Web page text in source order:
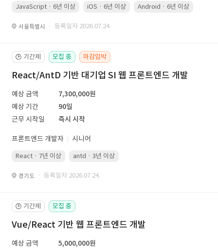
JavaScript · 6년 이상 iOS · 6년 이상 Android · 6년 이상
서울특별시 · 등록일자 2026.07.24.
🕒 기간제 모집 중 마감임박
React/AntD 기반 대기업 SI 웹 프론트엔드 개발
예상 금액
7,300,000원
예상 기간
90일
근무 시작일
즉시 시작
프론트엔드 개발자 시니어
React · 7년 이상 antd · 3년 이상
경기도 · 등록일자 2026.07.24.
🕒 기간제 모집 중
Vue/React 기반 웹 프론트엔드 개발
예상 금액
5,000,000원